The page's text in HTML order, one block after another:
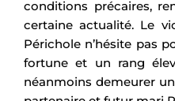
conditions précaires,
certaine actualité. Le
Périchole n’hésite pas
fortune et un rang
néanmoins demeurer